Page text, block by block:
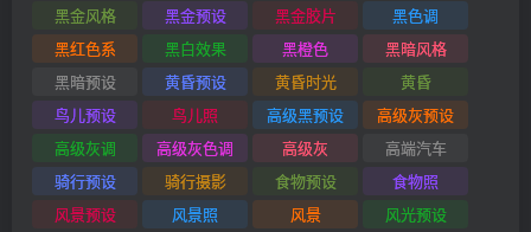
黑金风格 黑金预设 黑金胶片
黑色调
黑红色系
黑白效果 黑橙色
黑暗风格
黑暗预设
黄昏预设 黄昏时光
黄昏
鸟儿预设
鸟儿照 高级黑预设
高级灰预设
高级灰调
高级灰色调 高级灰
高端汽车
骑行预设
骑行摄影 食物预设
食物照
风景预设
风景照 风景
风光预设